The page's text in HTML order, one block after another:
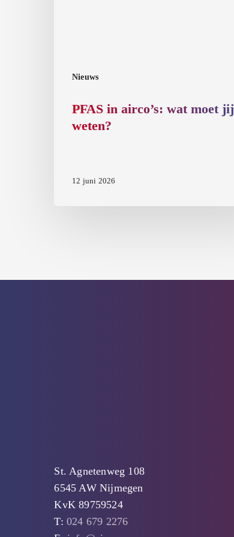
Nieuws
PFAS in airco’s: wat moet jij
weten?
12 juni 2026
St. Agnetenweg 108
6545 AW Nijmegen
KvK 89759524
T:024 679 2276